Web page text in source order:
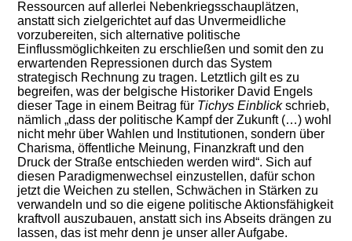
Ressourcen auf allerlei Nebenkriegsschauplätzen,
anstatt sich zielgerichtet auf das Unvermeidliche
vorzubereiten, sich alternative politische
Einflussmöglichkeiten zu erschließen und somit den zu
erwartenden Repressionen durch das System
strategisch Rechnung zu tragen. Letztlich gilt es zu
begreifen, was der belgische Historiker David Engels
dieser Tage in einem Beitrag für Tichys Einblickschrieb,
nämlich „dass der politische Kampf der Zukunft (…) wohl
nicht mehr über Wahlen und Institutionen, sondern über
Charisma, öffentliche Meinung, Finanzkraft und den
Druck der Straße entschieden werden wird“. Sich auf
diesen Paradigmenwechsel einzustellen, dafür schon
jetzt die Weichen zu stellen, Schwächen in Stärken zu
verwandeln und so die eigene politische Aktionsfähigkeit
kraftvoll auszubauen, anstatt sich ins Abseits drängen zu
lassen, das ist mehr denn je unser aller Aufgabe.